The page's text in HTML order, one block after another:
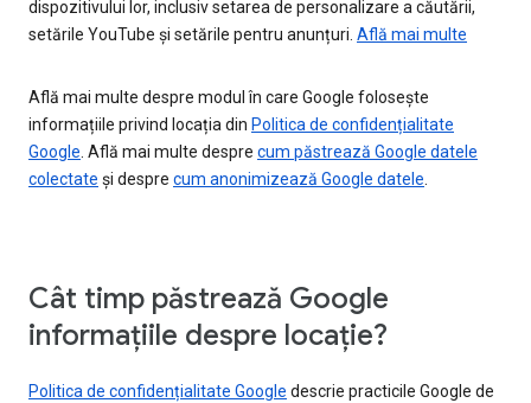
dispozitivului lor, inclusiv setarea de personalizare a căutării,
setările YouTube și setările pentru anunțuri. Află mai multe
Află mai multe despre modul în care Google folosește
informațiile privind locația din Politica de confidențialitate
Google. Află mai multe despre cum păstrează Google datele
colectate și despre cum anonimizează Google datele.
Cât timp păstrează Google
informațiile despre locație?
Politica de confidențialitate Google descrie practicile Google de